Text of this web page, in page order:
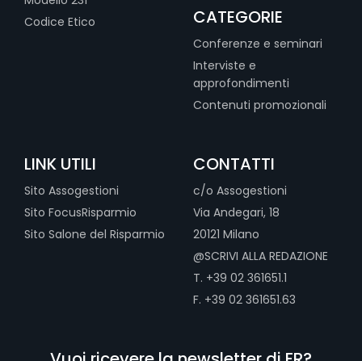
Codice Etico
CATEGORIE
Conferenze e seminari
Interviste e
approfondimenti
Contenuti promozionali
LINK UTILI
Sito Assogestioni
Sito FocusRisparmio
Sito Salone del Risparmio
CONTATTI
c/o Assogestioni
Via Andegari, 18
20121 Milano
@SCRIVI ALLA REDAZIONE
T. +39 02 361651.1
F. +39 02 361651.63